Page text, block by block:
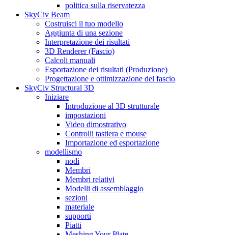
politica sulla riservatezza
SkyCiv Beam
Costruisci il tuo modello
Aggiunta di una sezione
Interpretazione dei risultati
3D Renderer (Fascio)
Calcoli manuali
Esportazione dei risultati (Produzione)
Progettazione e ottimizzazione del fascio
SkyCiv Structural 3D
Iniziare
Introduzione al 3D strutturale
impostazioni
Video dimostrativo
Controlli tastiera e mouse
Importazione ed esportazione
modellismo
nodi
Membri
Membri relativi
Modelli di assemblaggio
sezioni
materiale
supporti
Piatti